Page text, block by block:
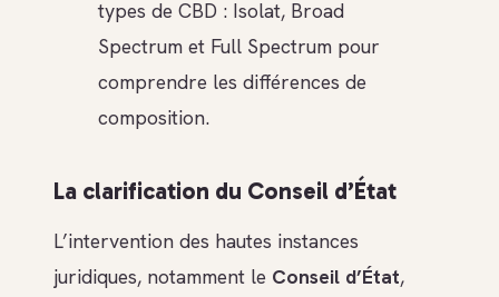
types de CBD : Isolat, Broad
Spectrum et Full Spectrum pour
comprendre les différences de
composition.
La clarification du Conseil d’État
L’intervention des hautes instances
juridiques, notamment le Conseil d’État,